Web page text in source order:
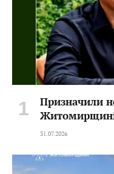
Призначили
31.07.2026